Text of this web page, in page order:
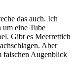
das auch. Ich
um eine Tube
Gibt es Meerrettich
Aber
falschen Augenblick